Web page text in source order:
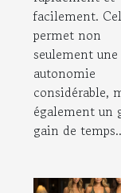
facilement.
permet non
seulement une
autonomie
considérable,
également un
gain de